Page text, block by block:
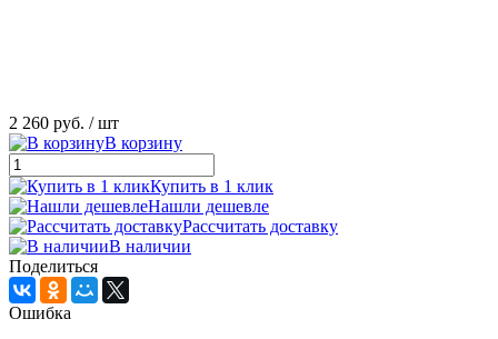
2 260 руб. / шт
В корзину
Купить в 1 клик
Нашли дешевле
Рассчитать доставку
В наличии
Поделиться
Ошибка